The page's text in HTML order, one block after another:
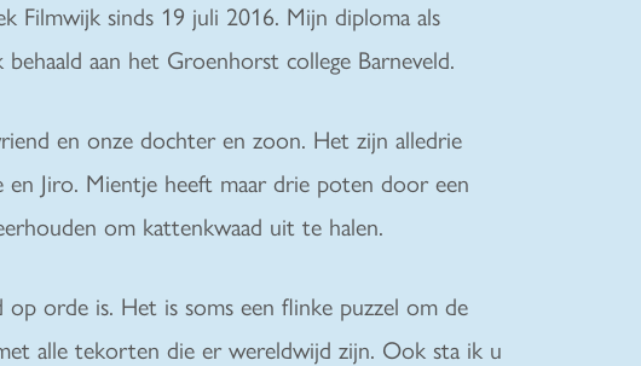
Filmwijk sinds 19 juli 2016. Mijn diploma als
aan het Groenhorst college Barneveld.
en onze dochter en zoon. Het zijn alledrie
en Jiro. Mientje heeft maar drie poten door een
om kattenkwaad uit te halen.
orde is. Het is soms een flinke puzzel om de
alle tekorten die er wereldwijd zijn. Ook sta ik u